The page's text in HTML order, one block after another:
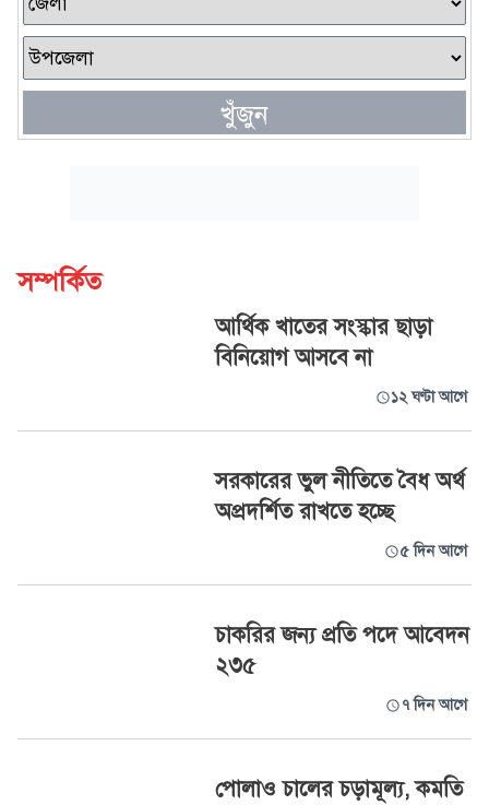
খুঁজুন
সম্পর্কিত
আর্থিক খাতের সংস্কার ছাড়া
বিনিয়োগ আসবে না
১২ ঘণ্টা আগে
সরকারের ভুল নীতিতে বৈধ অর্থ
অপ্রদর্শিত রাখতে হচ্ছে
৫ দিন আগে
চাকরির জন্য প্রতি পদে আবেদন
২৩৫
৭ দিন আগে
পোলাও চালের চড়ামূল্য, কমতি